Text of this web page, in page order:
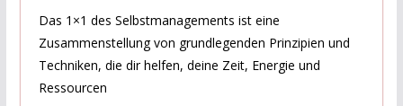
Das 1×1 des Selbstmanagements ist eine
Zusammenstellung von grundlegenden Prinzipien und
Techniken, die dir helfen, deine Zeit, Energie und
Ressourcen